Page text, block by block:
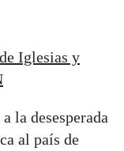
Iglesias y
la desesperada
al país de